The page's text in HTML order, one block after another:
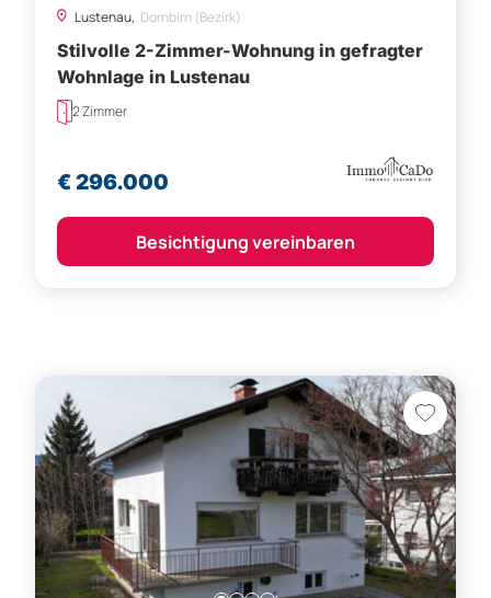
Lustenau, Dornbirn (Bezirk)
Stilvolle 2-Zimmer-Wohnung in gefragter
Wohnlage in Lustenau
2 Zimmer
€ 296.000
Besichtigung vereinbaren